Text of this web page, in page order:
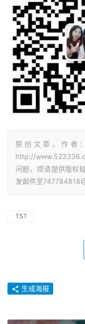
原创文章，作者
http://
问题，烦请提供版权
发邮件至
TST
生成海报